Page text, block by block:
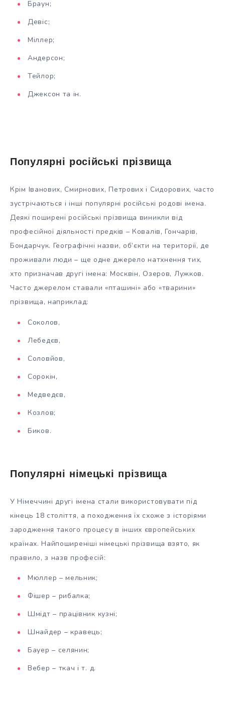
Браун;
Девіс;
Міллер;
Андерсон;
Тейлор;
Джексон та ін.
Популярні російські прізвища
Крім Іванових, Смирнових, Петрових і Сидорових, часто
зустрічаються і інші популярні російські родові імена.
Деякі поширені російські прізвища виникли від
професійної діяльності предків – Ковалів, Гончарів,
Бондарчук. Географічні назви, об’єкти на території, де
проживали люди – ще одне джерело натхнення тих,
хто призначав другі імена: Москвін, Озеров, Лужков.
Часто джерелом ставали «пташині» або «тварини»
прізвища, наприклад:
Соколов,
Лебедєв,
Соловйов,
Сорокін,
Медведєв,
Козлов;
Биков.
Популярні німецькі прізвища
У Німеччині другі імена стали використовувати під
кінець 18 століття, а походження їх схоже з історіями
зародження такого процесу в інших європейських
країнах. Найпоширеніші німецькі прізвища взято, як
правило, з назв професій:
Мюллер – мельник;
Фішер – рибалка;
Шмідт – працівник кузні;
Шнайдер – кравець;
Бауер – селянин;
Вебер – ткач і т. д.